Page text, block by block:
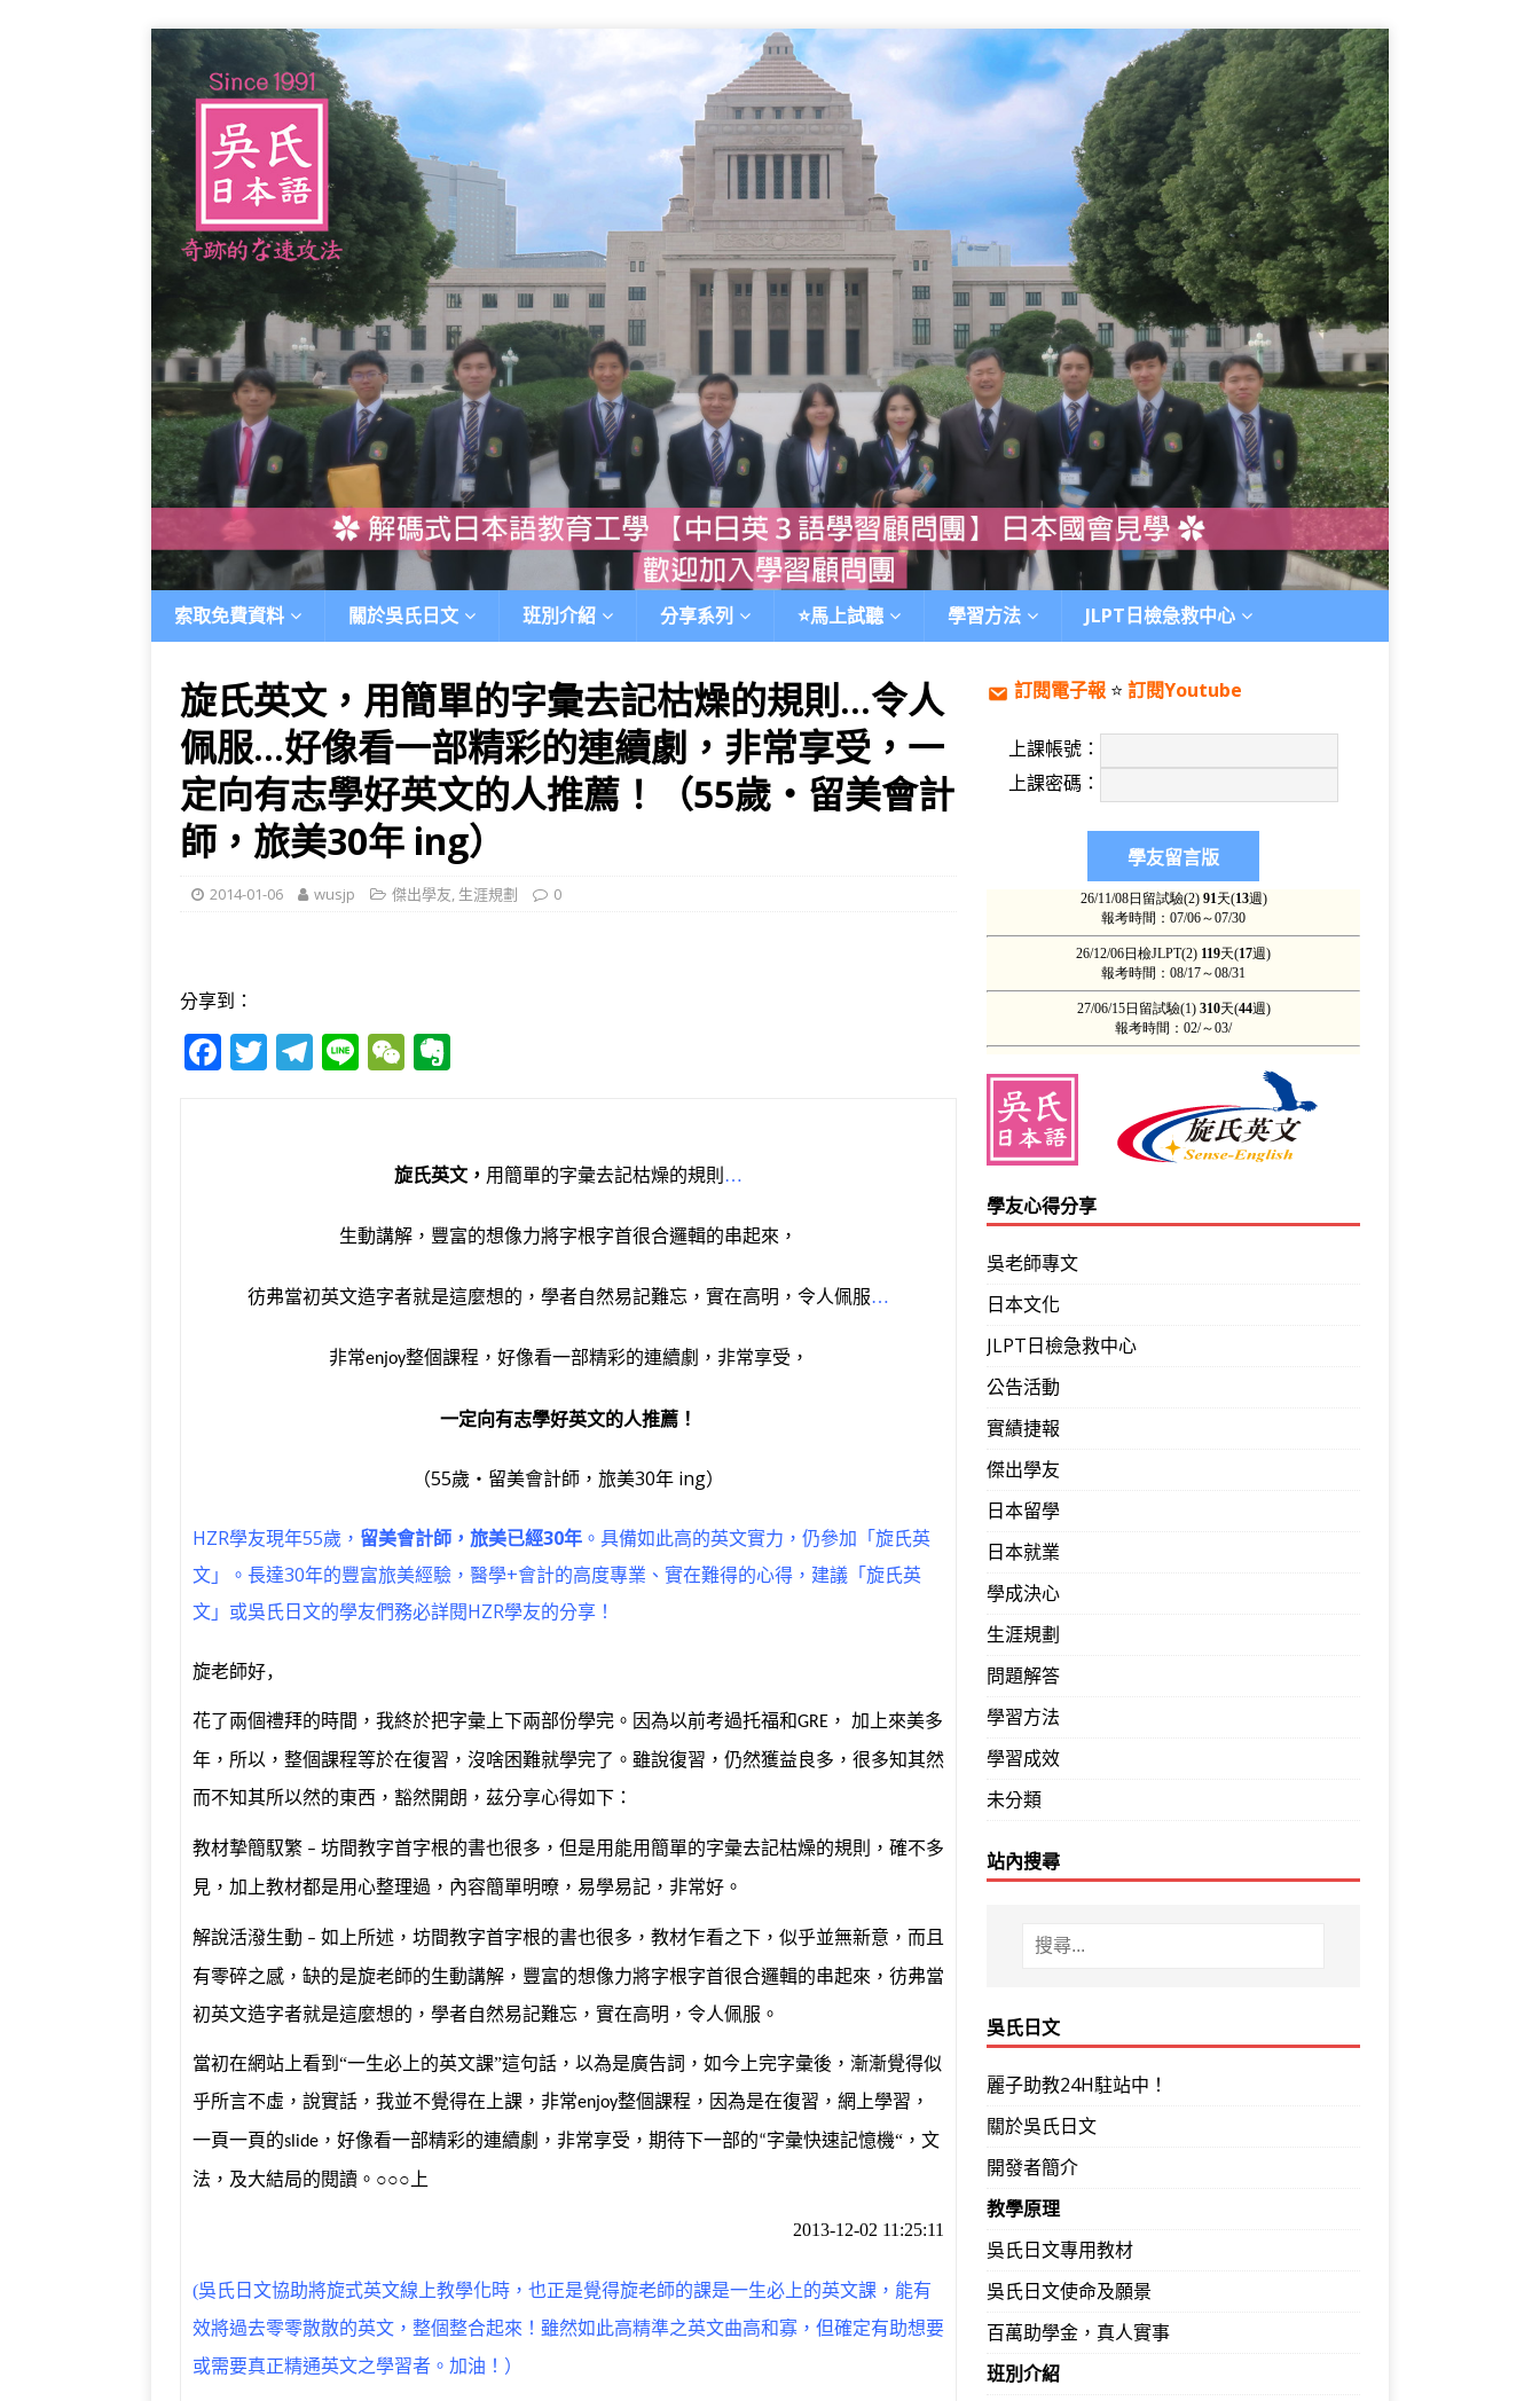
索取免費資料 關於吳氏日文 班別介紹 分享系列 ⭐️馬上試聽 學習方法 JLPT日檢急救中心
旋氏英文，用簡單的字彙去記枯燥的規則…令人
佩服…好像看一部精彩的連續劇，非常享受，一
定向有志學好英文的人推薦！（55歲‧留美會計
師，旅美30年 ing）
2014-01-06 wusjp 傑出學友 生涯規劃 0
分享到：
F T T
m
Li W
h
at
r
n
o
旋氏英文， 用簡單的字彙去記枯燥的規則 …
生動講解，豐富的想像力將字根字首很合邏輯的串起來，
彷弗當初英文造字者就是這麼想的，學者自然易記難忘，實在高明，令人佩服…
非常enjoy整個課程，好像看一部精彩的連續劇，非常享受，
一定向有志學好英文的人推薦！
（55歲‧留美會計師，旅美30年 ing）
HZR學友現年55歲， 留美會計師，旅美已經30年 。具備如此高的英文實力，仍參加「旋氏英
文」。長達30年的豐富旅美經驗，醫學+會計的高度專業、實在難得的心得，建議「旋氏英
文」或吳氏日文的學友們務必詳閱HZR學友的分享！
旋老師好，
花了兩個禮拜的時間，我終於把字彙上下兩部份學完。因為以前考過托福和GRE ， 加上來美多
年，所以，整個課程等於在復習，沒啥困難就學完了。雖說復習，仍然獲益良多，很多知其然
而不知其所以然的東西，豁然開朗，茲分享心得如下：
教材摯簡馭繁 – 坊間教字首字根的書也很多，但是用能用簡單的字彙去記枯燥的規則，確不多
見，加上教材都是用心整理過，內容簡單明暸，易學易記，非常好。
解說活潑生動 – 如上所述，坊間教字首字根的書也很多，教材乍看之下，似乎並無新意，而且
有零碎之感，缺的是旋老師的生動講解，豐富的想像力將字根字首很合邏輯的串起來，彷弗當
初英文造字者就是這麼想的，學者自然易記難忘，實在高明，令人佩服。
當初在網站上看到“一生必上的英文課”這句話，以為是廣告詞，如今上完字彙後，漸漸覺得似
乎所言不虛，說實話，我並不覺得在上課，非常enjoy整個課程，因為是在復習，網上學習，
一頁一頁的slide ，好像看一部精彩的連續劇，非常享受，期待下一部的“字彙快速記憶機“，文
法，及大結局的閱讀。 ○○○ 上
2013-12-02 11:25:11
(吳氏日文協助將旋式英文線上教學化時，也正是覺得旋老師的課是一生必上的英文課，能有
效將過去零零散散的英文，整個整合起來！雖然如此高精準之英文曲高和寡，但確定有助想要
或需要真正精通英文之學習者。加油！）
訂閱電子報⭐️ 訂閱Youtube
上課帳號：
上課密碼：
學友心得分享
吳老師專文
日本文化
JLPT日檢急救中心
公告活動
實績捷報
傑出學友
日本留學
日本就業
學成決心
生涯規劃
問題解答
學習方法
學習成效
未分類
站內搜尋
吳氏日文
麗子助教24H駐站中！
關於吳氏日文
開發者簡介
教學原理
吳氏日文專用教材
吳氏日文使命及願景
百萬助學金，真人實事
班別介紹